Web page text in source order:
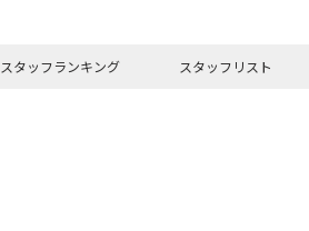
スタッフランキング スタッフリスト